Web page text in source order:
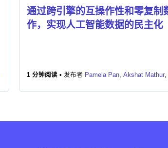
通过跨引擎的互操作性和零复制
作，实现人工智能数据的民主化
1 分钟阅读 • 发布者 Pamela Pan, Akshat Mathur,